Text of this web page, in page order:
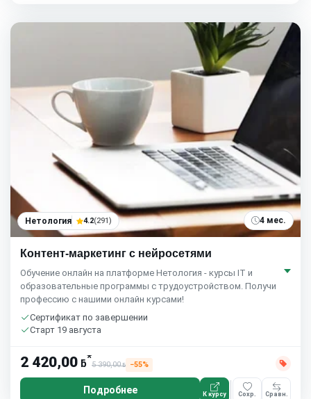
Нетология 4.2(291) 4 мес.
Контент-маркетинг с нейросетями
Обучение онлайн на платформе Нетология - курсы IT и
образовательные программы с трудоустройством. Получи
профессию с нашими онлайн курсами!
Сертификат по завершении
Старт 19 августа
2 420,00 ƃ*
5 390,00ƃ −55%
Подробнее К курсу Сохр. Сравн.